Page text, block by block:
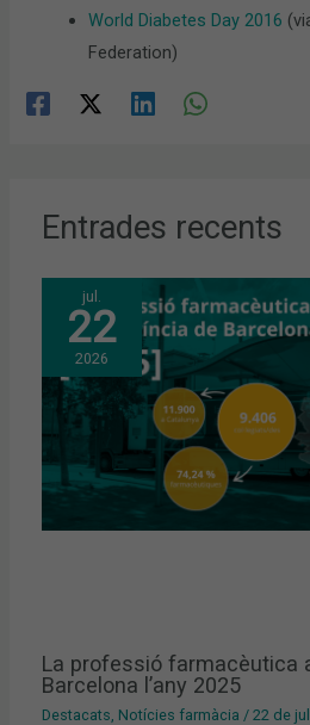
World Diabetes Day 2016
Federation)
Entrades recents
jul.
22
2026
La professió farmacèutica
Barcelona l’any 2025
Destacats Notícies farmàcia /22 de